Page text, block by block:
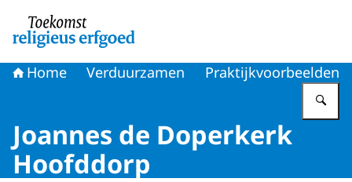
Home Verduurzamen Praktijkvoorbeelden
Joannes de Doperkerk
Hoofddorp